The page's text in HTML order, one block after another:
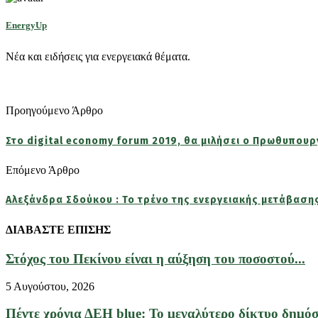
EnergyUp
Νέα και ειδήσεις για ενεργειακά θέματα.
Προηγούμενο Άρθρο
Στο digital economy forum 2019, θα μιλήσει ο
Επόμενο Άρθρο
Αλεξάνδρα Σδούκου : Το τρένο της ενεργειακής
ΔΙΑΒΑΣΤΕ ΕΠΙΣΗΣ
Στόχος του Πεκίνου είναι η αύξηση του ποσοστού...
5 Αυγούστου, 2026
Πέντε χρόνια ΔΕΗ blue: Το μεγαλύτερο δίκτυο